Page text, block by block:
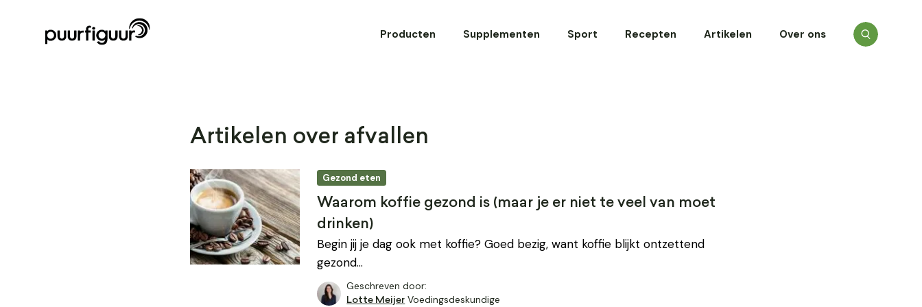
Producten Supplementen Sport Recepten Artikelen Over ons
Artikelen over afvallen
Gezond eten
Waarom koffie gezond is (maar je er niet te veel van moet
drinken)
Begin jij je dag ook met koffie? Goed bezig, want koffie blijkt ontzettend
gezond…
Geschreven door:
Lotte Meijer Voedingsdeskundige